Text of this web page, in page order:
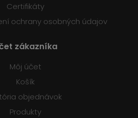
Certifikáty
ochrany osobných údajov
zákazníka
Môj účet
Košík
objednávok
Produkty